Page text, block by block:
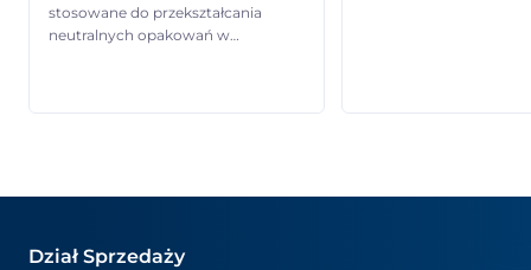
stosowane do przekształcania
neutralnych opakowań w
treściami promocyjnymi. Dzięki
wykończeniom zapewniają silną
wysoce
Dział Sprzedaży